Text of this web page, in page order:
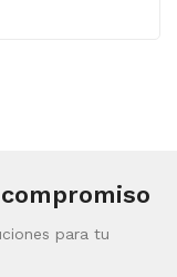
para tu